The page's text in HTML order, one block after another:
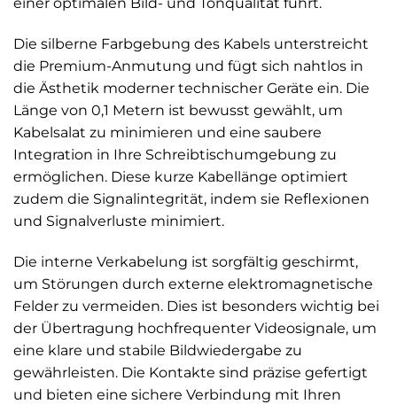
Die silberne Farbgebung des Kabels unterstreicht
die Premium-Anmutung und fügt sich nahtlos in
die Ästhetik moderner technischer Geräte ein. Die
Länge von 0,1 Metern ist bewusst gewählt, um
Kabelsalat zu minimieren und eine saubere
Integration in Ihre Schreibtischumgebung zu
ermöglichen. Diese kurze Kabellänge optimiert
zudem die Signalintegrität, indem sie Reflexionen
und Signalverluste minimiert.
Die interne Verkabelung ist sorgfältig geschirmt,
um Störungen durch externe elektromagnetische
Felder zu vermeiden. Dies ist besonders wichtig bei
der Übertragung hochfrequenter Videosignale, um
eine klare und stabile Bildwiedergabe zu
gewährleisten. Die Kontakte sind präzise gefertigt
und bieten eine sichere Verbindung mit Ihren